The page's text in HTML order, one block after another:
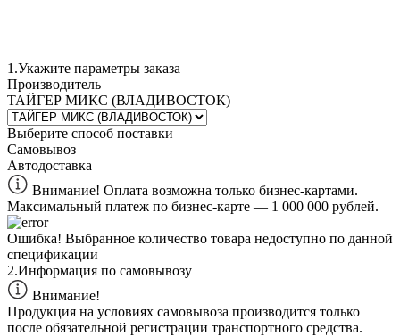
1.Укажите параметры заказа
Производитель
ТАЙГЕР МИКС (ВЛАДИВОСТОК)
Выберите способ поставки
Самовывоз
Автодоставка
Внимание! Оплата возможна только бизнес-картами.
Максимальный платеж по бизнес-карте — 1 000 000 рублей.
Ошибка! Выбранное количество товара недоступно по данной
спецификации
2.Информация по самовывозу
Внимание!
Продукция на условиях самовывоза производится только
после обязательной регистрации транспортного средства.